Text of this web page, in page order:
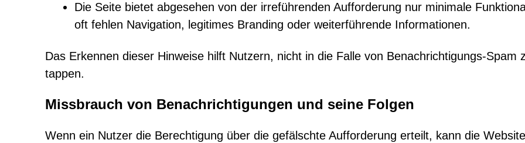
Die Seite bietet abgesehen von der irreführenden Aufforderung nur minimale
oft fehlen Navigation, legitimes Branding oder weiterführende Informationen.
Das Erkennen dieser Hinweise hilft Nutzern, nicht in die Falle von Benachrichtigungs-Spam
tappen.
Missbrauch von Benachrichtigungen und seine Folgen
Wenn ein Nutzer die Berechtigung über die gefälschte Aufforderung erteilt, kann die Website